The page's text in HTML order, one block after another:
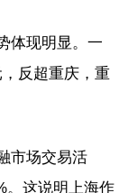
体现明显。一
反超重庆，重
市场交易活
。这说明上海作